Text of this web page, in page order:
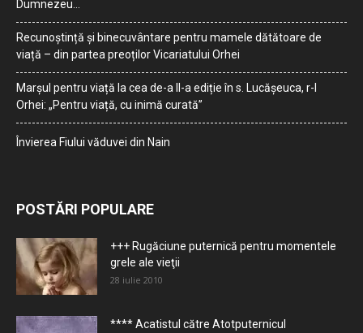
Dumnezeu…
Recunoștință și binecuvântare pentru mamele dătătoare de
viață – din partea preoților Vicariatului Orhei
Marșul pentru viață la cea de-a II-a ediție în s. Lucășeuca, r-l
Orhei: „Pentru viață, cu inimă curată”
Învierea Fiului văduvei din Nain
POSTĂRI POPULARE
+++ Rugăciune puternică pentru momentele
grele ale vieţii
28 iulie 2010
**** Acatistul către Atotputernicul